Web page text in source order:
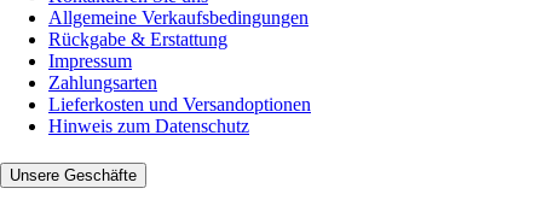
Allgemeine Verkaufsbedingungen
Rückgabe & Erstattung
Impressum
Zahlungsarten
Lieferkosten und Versandoptionen
Hinweis zum Datenschutz
Unsere Geschäfte